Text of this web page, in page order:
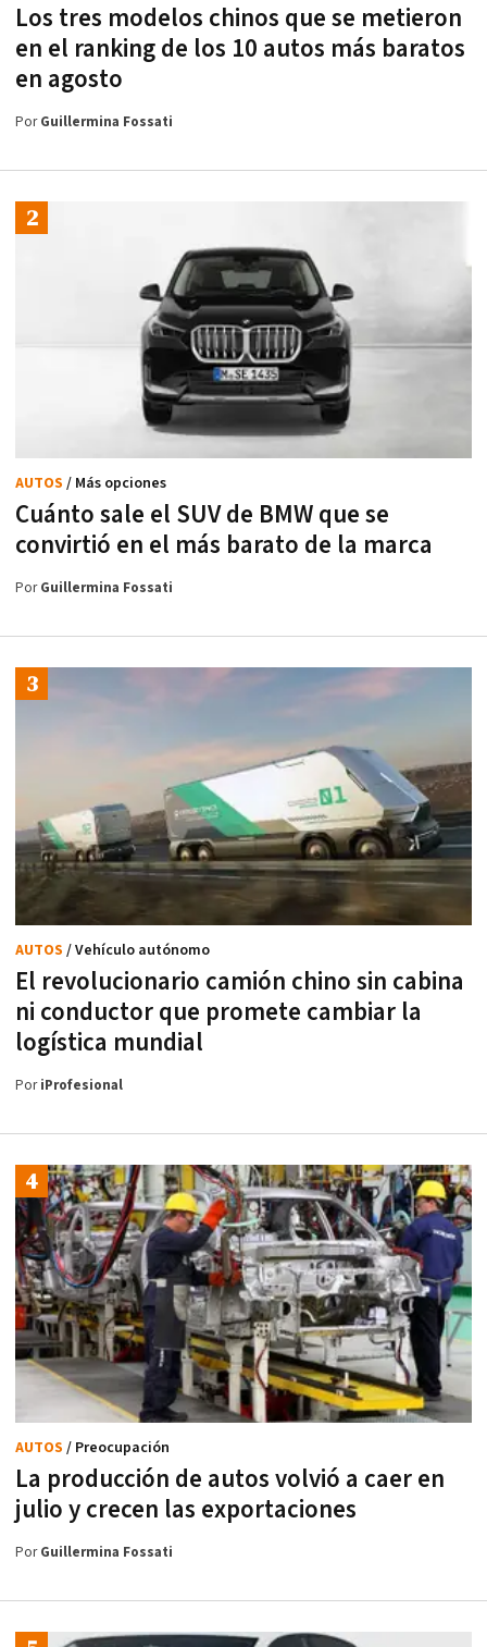
Los tres modelos chinos que se metieron
en el ranking de los 10 autos más baratos
en agosto
PorGuillermina Fossati
Cuánto sale el SUV de BMW que se
convirtió en el más barato de la marca
AUTOS / Más opciones
PorGuillermina Fossati
El revolucionario camión chino sin cabina
ni conductor que promete cambiar la
logística mundial
AUTOS / Vehículo autónomo
PoriProfesional
La producción de autos volvió a caer en
julio y crecen las exportaciones
AUTOS / Preocupación
PorGuillermina Fossati